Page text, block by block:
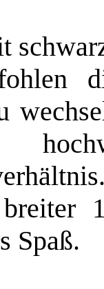
breiter
Spaß.